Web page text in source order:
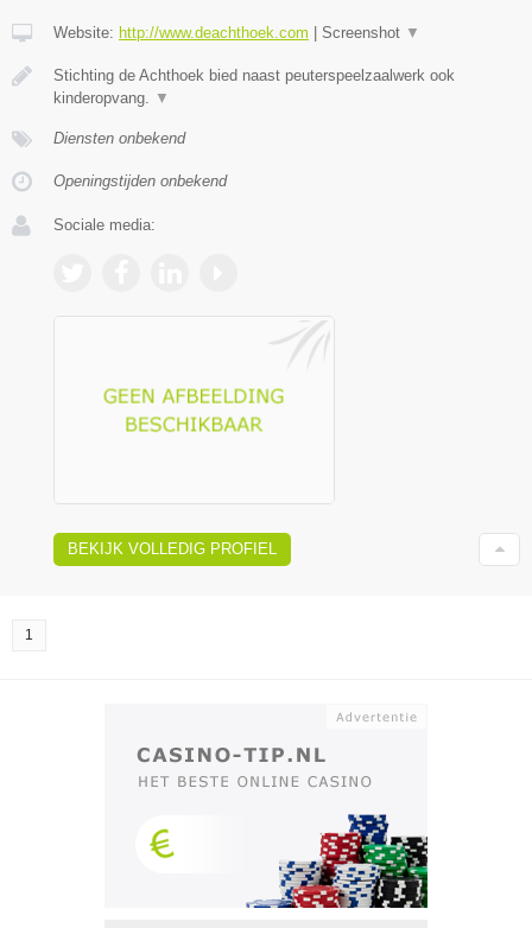
Website: http://www.deachthoek.com Screenshot ▼
Stichting de Achthoek bied naast peuterspeelzaalwerk ook
kinderopvang. ▼
Diensten onbekend
Openingstijden onbekend
Sociale media:
BEKIJK VOLLEDIG PROFIEL
1